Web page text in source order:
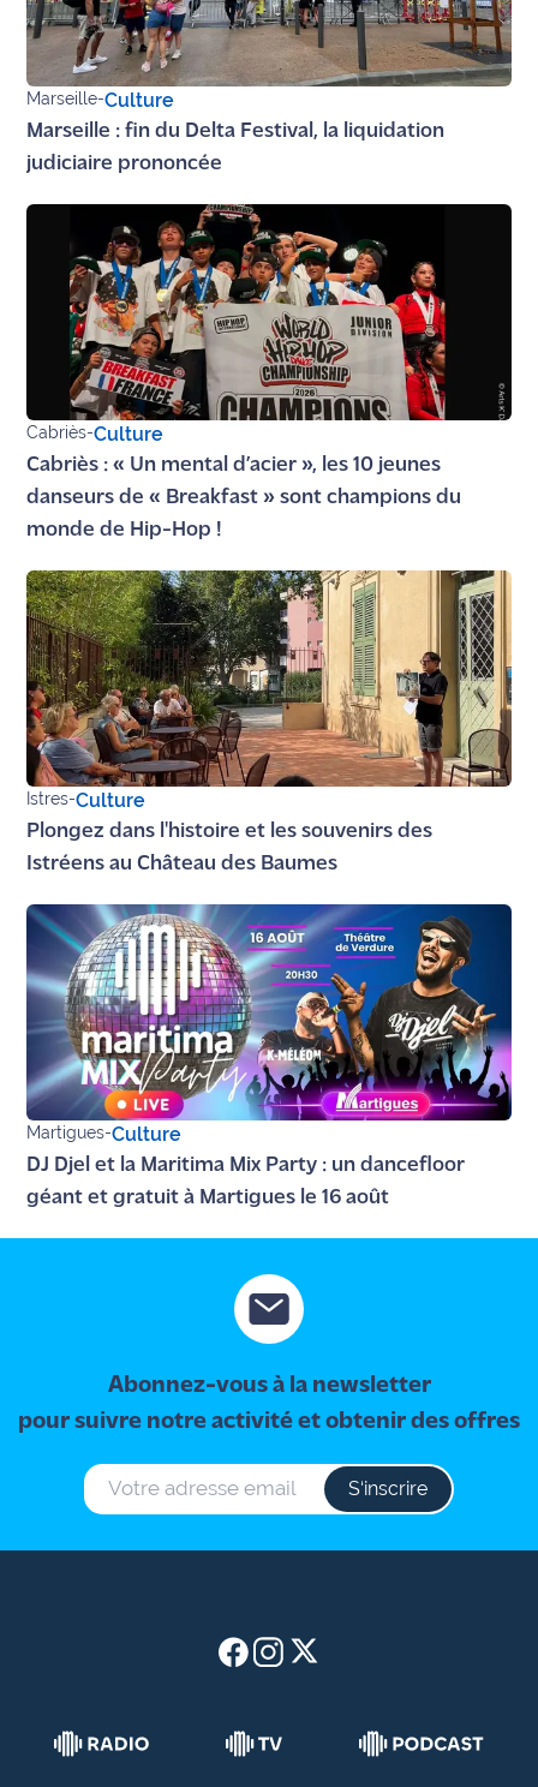
rouge
Maritima
L'anecdote
C'est
Coachs
Maritima
Bon
plan
sortie
Nous
contacter
Ecouter
et voir
Maritima
Qui
sommes
nous ?
Devenir
annonceur
Mention
légales
Conditions
générales
d'utilisation du
site maritima.fr
Archives
Marseille-Culture
Marseille : fin du Delta Festival, la liquidation
judiciaire prononcée
Cabriès-Culture
Cabriès : « Un mental d’acier », les 10 jeunes
danseurs de « Breakfast » sont champions du
monde de Hip-Hop !
Istres-Culture
Plongez dans l'histoire et les souvenirs des
Istréens au Château des Baumes
Martigues-Culture
DJ Djel et la Maritima Mix Party : un dancefloor
géant et gratuit à Martigues le 16 août
Abonnez-vous à la newsletter
pour suivre notre activité et obtenir des offres
S‘inscrire